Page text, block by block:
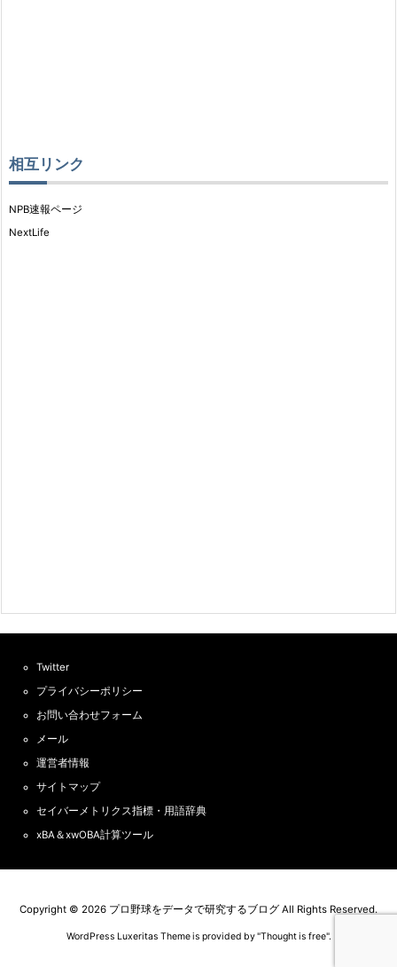
相互リンク
NPB速報ページ
NextLife
Twitter
プライバシーポリシー
お問い合わせフォーム
メール
運営者情報
サイトマップ
セイバーメトリクス指標・用語辞典
xBA＆xwOBA計算ツール
Copyright © 2026 プロ野球をデータで研究するブログ All Rights Reserved.
WordPress Luxeritas Theme is provided by "Thought is free".